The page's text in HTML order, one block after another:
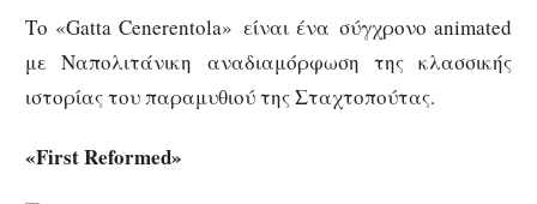
Το «Gatta Cenerentola» είναι ένα σύγχρονο animated
με Ναπολιτάνικη αναδιαμόρφωση της κλασσικής
ιστορίας του παραμυθιού της Σταχτοπούτας.
«First Reformed»